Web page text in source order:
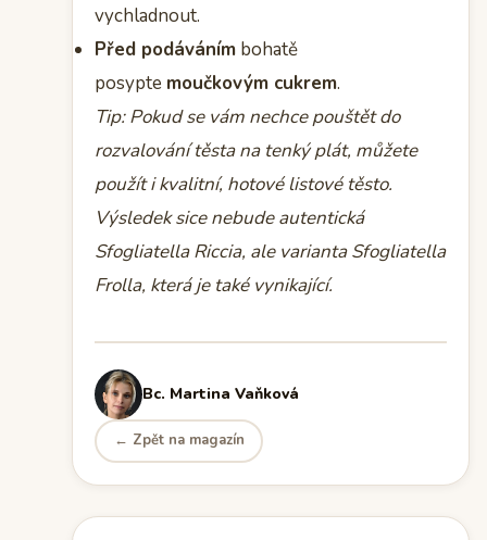
vychladnout.
Před podáváním bohatě
posypte moučkovým cukrem.
Tip: Pokud se vám nechce pouštět do
rozvalování těsta na tenký plát, můžete
použít i kvalitní, hotové listové těsto.
Výsledek sice nebude autentická
Sfogliatella Riccia, ale varianta Sfogliatella
Frolla, která je také vynikající.
Bc. Martina Vaňková
← Zpět na magazín